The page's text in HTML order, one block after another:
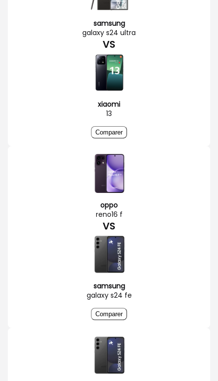
samsung
galaxy s24 ultra
VS
xiaomi
13
Comparer
oppo
reno16 f
VS
samsung
galaxy s24 fe
Comparer